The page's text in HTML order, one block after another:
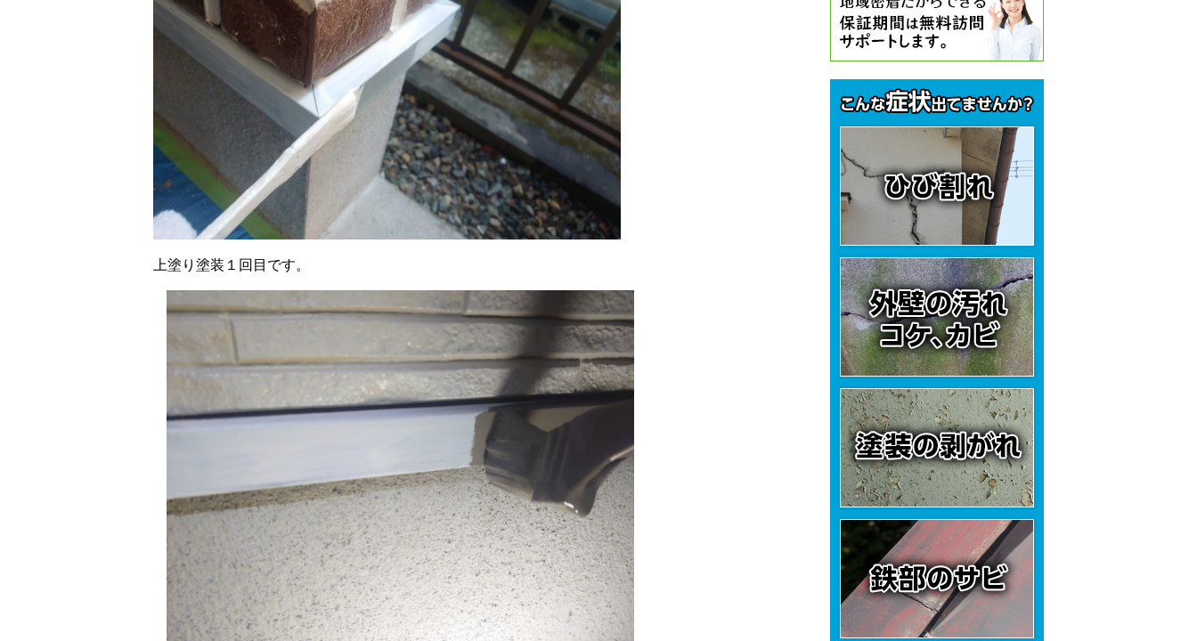
上塗り塗装１回目です。